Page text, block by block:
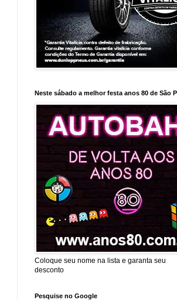
Neste sábado a melhor festa anos 80 de São
Coloque seu nome na lista e garanta seu
desconto
Pesquise no Google